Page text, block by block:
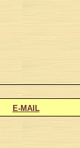
E-MAIL